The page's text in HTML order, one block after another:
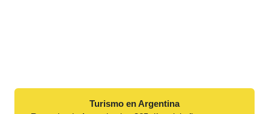
Turismo en Argentina